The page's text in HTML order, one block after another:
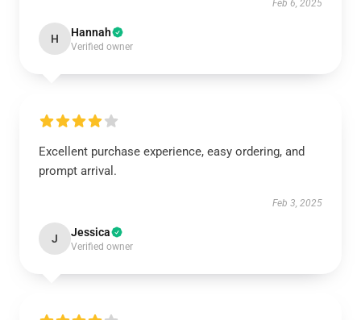
Feb 6, 2025
H Hannah
Verified owner
Excellent purchase experience, easy ordering, and
prompt arrival.
Feb 3, 2025
J Jessica
Verified owner